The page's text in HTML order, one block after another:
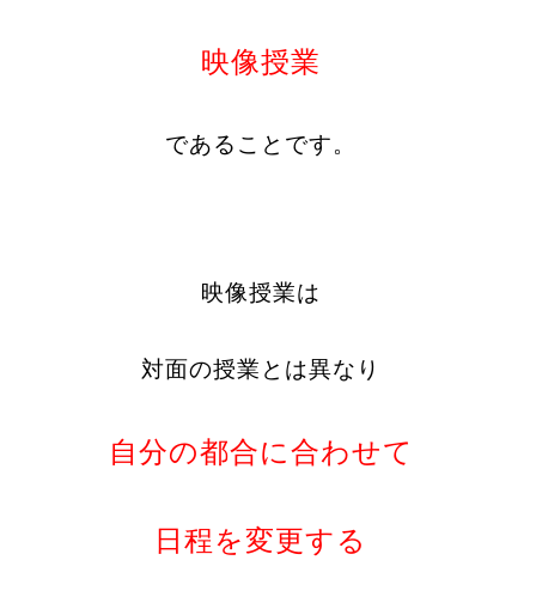
映像授業
であることです。
映像授業は
対面の授業とは異なり
自分の都合に合わせて
日程を変更する